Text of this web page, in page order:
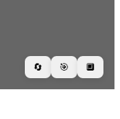
🔄 🎯 🔲